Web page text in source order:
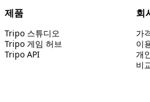
제품
Tripo 스튜디오
Tripo 게임 허브
Tripo API
회
가
이
개
비